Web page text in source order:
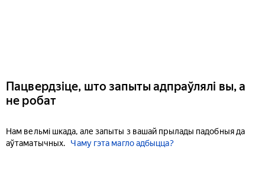
Пацвердзіце, што запыты адпраўлялі вы, а
не робат
Нам вельмі шкада, але запыты з вашай прылады падобныя да
аўтаматычных.
Чаму гэта магло адбыцца?